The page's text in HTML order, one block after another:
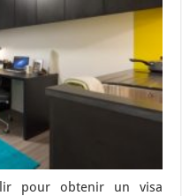
pour obtenir un visa